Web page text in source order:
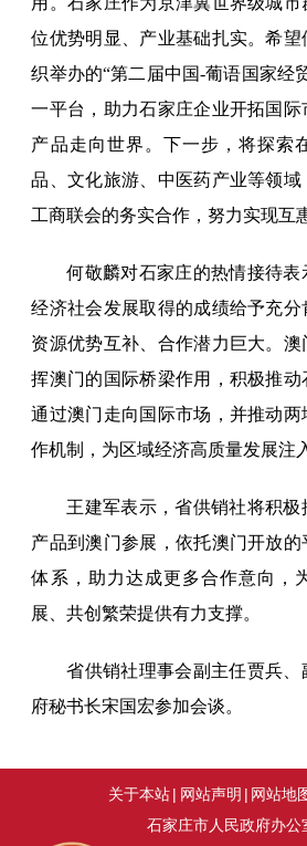
位优势明显、产业基础扎实。希望
织举办的“第二届中国-葡语国家经
一平台，助力石家庄企业开拓国
产品走向世界。下一步，将探索
品、文化旅游、中医药产业等领域
工商联会的务实合作，努力实现互
何敬麟对石家庄的热情接待
经济社会发展取得的成绩给予充
资源优势互补、合作潜力巨大。
挥澳门的国际桥梁作用，积极推
通过澳门走向国际市场，并推动
作机制，为区域经济高质量发展注
王建军表示，省供销社将积
产品到澳门参展，依托澳门开放
体系，助力达成更多合作意向，
展、共创繁荣提供有力支撑。
省供销社理事会副主任贾兵
府秘书长宋国宏参加会谈。
关于本站| 网站声明 | 网站地
石家庄市人民政府办公